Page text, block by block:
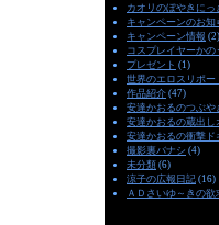
カオリのぼやきにっ
キャンペーンのお知
キャンペーン情報 (2)
コスプレイヤーかの
プレゼント (1)
世界のエロスリポー
作品紹介 (47)
安達かおるのつぶや
安達かおるの蔵出し
安達かおるの衝撃ド
撮影裏バナシ (4)
未分類 (6)
涼子の広報日記 (16)
ＡＤさいゆ～きの